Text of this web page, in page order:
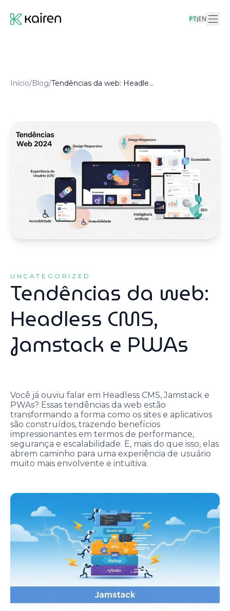
PT|EN
Início/Blog/ Tendências da web: Headless CMS, Jamstack e PWAs
UNCATEGORIZED
Tendências da web:
Headless CMS,
Jamstack e PWAs
Você já ouviu falar em Headless CMS, Jamstack e
PWAs? Essas tendências da web estão
transformando a forma como os sites e aplicativos
são construídos, trazendo benefícios
impressionantes em termos de performance,
segurança e escalabilidade. E, mais do que isso, elas
abrem caminho para uma experiência de usuário
muito mais envolvente e intuitiva.